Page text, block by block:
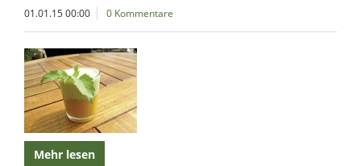
01.01.15 00:00 0 Kommentare
Mehr lesen